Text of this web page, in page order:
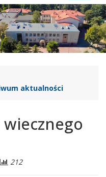
aktualności
212